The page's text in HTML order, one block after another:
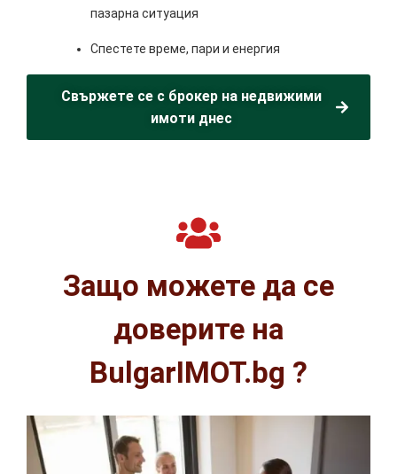
пазарна ситуация
Спестете време, пари и енергия
Свържете се с брокер на недвижими
имоти днес
Защо можете да се
доверите на
BulgarIMOT.bg ?